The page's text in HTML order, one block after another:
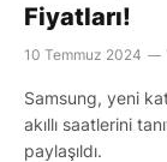
Fiyatları!
10 Temmuz 2024
Samsung, yeni
akıllı saatlerini
paylaşıldı.